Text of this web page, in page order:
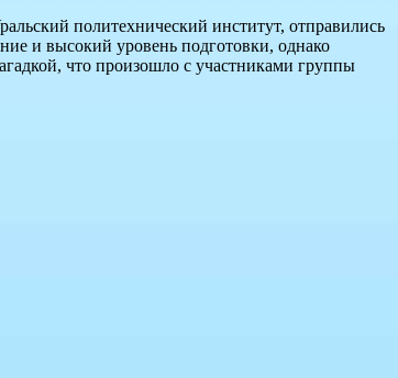
политехнический институт, отправились
и высокий уровень подготовки, однако
что произошло с участниками группы